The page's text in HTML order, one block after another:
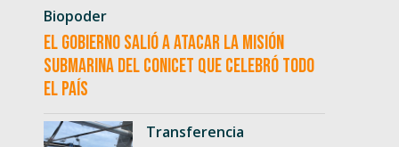
Biopoder
El Gobierno salió a atacar la misión
submarina del CONICET que celebró todo
el país
Transferencia